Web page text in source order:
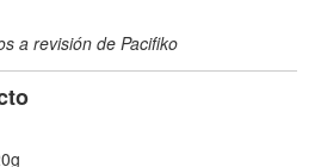
a revisión de Pacifiko